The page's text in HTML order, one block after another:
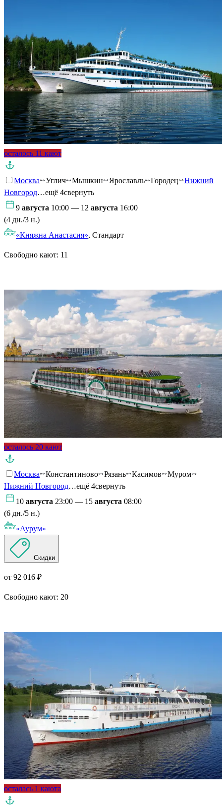
осталось 11 кают
Москва Углич Мышкин Ярославль Городец
Нижний
Новгород…ещё 4свернуть
9 августа 10:00 — 12 августа 16:00
(4 дн./3 н.)
«Княжна Анастасия», Стандарт
Свободно кают: 11
осталось 20 кают
Москва Константиново Рязань Касимов
Муром
Нижний Новгород…ещё 4свернуть
10 августа 23:00 — 15 августа 08:00
(6 дн./5 н.)
«Аурум»
Скидки
от 92 016 ₽
Свободно кают: 20
осталась 1 каюта